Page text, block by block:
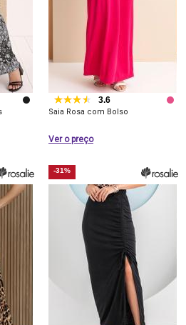
3.6
Saia Rosa com Bolso
Ver o preço
-31%